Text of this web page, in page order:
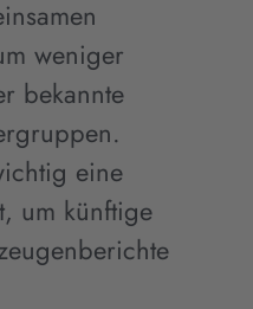
weniger
bekannte
eine
um künftige